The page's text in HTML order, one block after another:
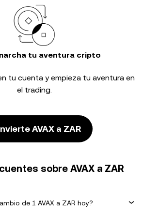
tu aventura cripto
tu cuenta y empieza tu aventura en
el trading.
AVAX a ZAR
sobre AVAX a ZAR
de 1 AVAX a ZAR hoy?